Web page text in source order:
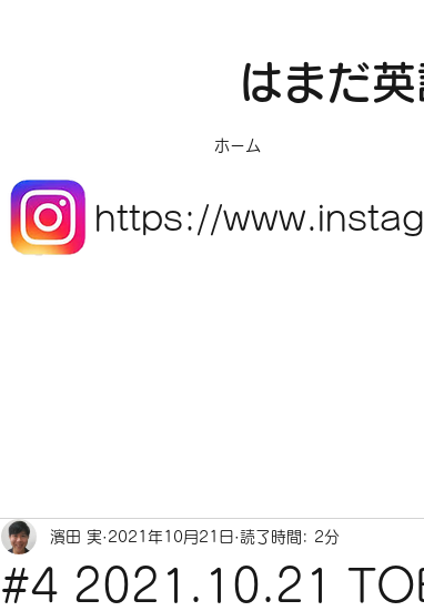
はまだ
ホーム
https://
#4 2021.10.21
濱田 実 2021年10月21日 読了時間: 2分